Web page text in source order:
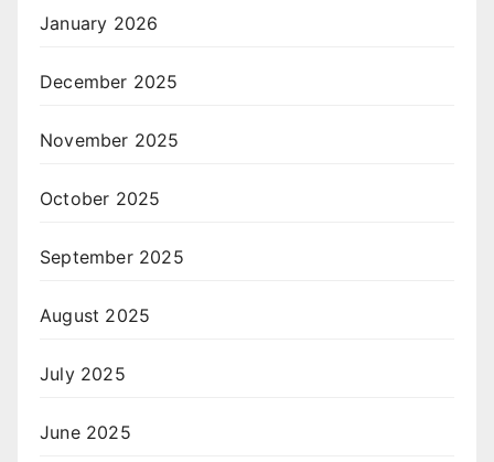
January 2026
December 2025
November 2025
October 2025
September 2025
August 2025
July 2025
June 2025